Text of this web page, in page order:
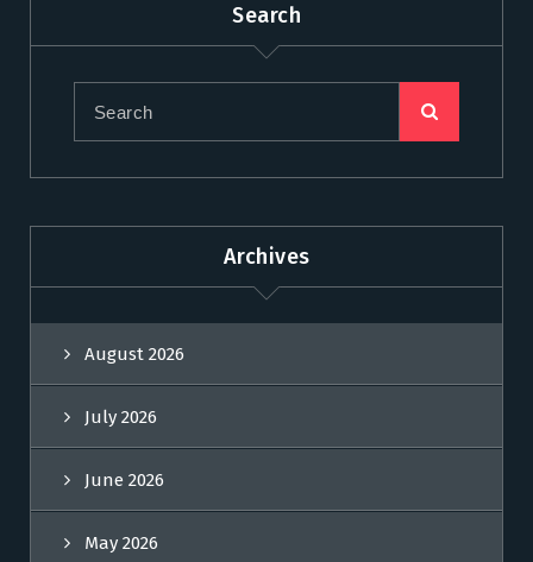
Search
Archives
August 2026
July 2026
June 2026
May 2026